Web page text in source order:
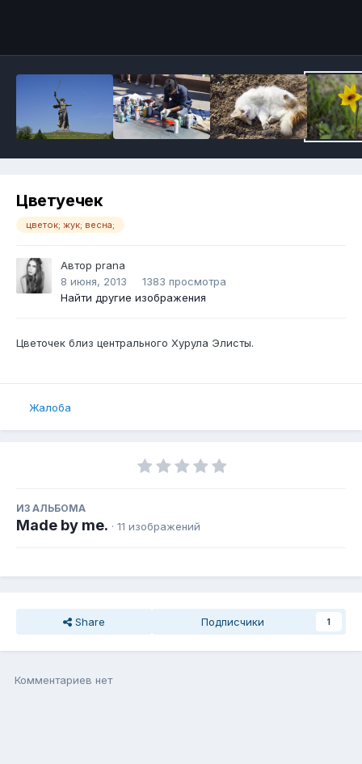
Цветуечек
цветок; жук; весна;
Автор prana
8 июня, 2013
1383 просмотра
Найти другие изображения
Цветочек близ центрального Хурула Элисты.
Жалоба
ИЗ АЛЬБОМА
Made by me. · 11 изображений
Share Подписчики 1
Комментариев нет